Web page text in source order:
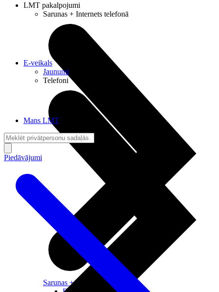
LMT pakalpojumi
Sarunas + Internets telefonā
Sarunas + Internets
E-veikals
Jaunumi
Telefoni
Mans LMT
Piedāvājumi